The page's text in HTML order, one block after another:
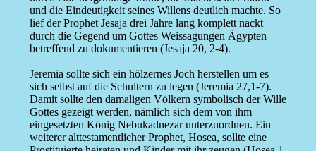
und die Eindeutigkeit seines Willens deutlich machte. So
lief der Prophet Jesaja drei Jahre lang komplett nackt
durch die Gegend um Gottes Weissagungen Ägypten
betreffend zu dokumentieren (Jesaja 20, 2-4).
Jeremia sollte sich ein hölzernes Joch herstellen um es
sich selbst auf die Schultern zu legen (Jeremia 27,1-7).
Damit sollte den damaligen Völkern symbolisch der Wille
Gottes gezeigt werden, nämlich sich dem von ihm
eingesetzten König Nebukadnezar unterzuordnen. Ein
weiterer alttestamentlicher Prophet, Hosea, sollte eine